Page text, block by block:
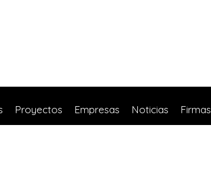
Proyectos Empresas Noticias Firmas